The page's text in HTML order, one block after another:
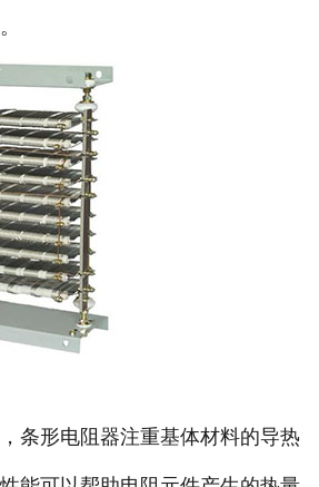
形电阻器注重基体材料的导热